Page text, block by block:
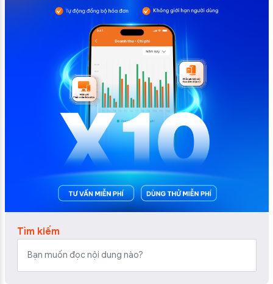
Tìm kiếm